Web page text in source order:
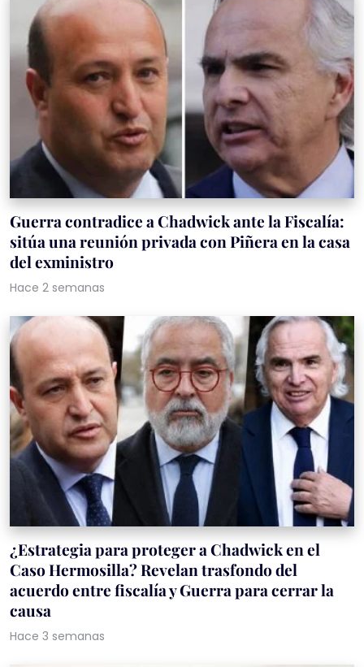
Guerra contradice a Chadwick ante la Fiscalía:
sitúa una reunión privada con Piñera en la casa
del exministro
Hace 2 semanas
¿Estrategia para proteger a Chadwick en el
Caso Hermosilla? Revelan trasfondo del
acuerdo entre fiscalía y Guerra para cerrar la
causa
Hace 3 semanas